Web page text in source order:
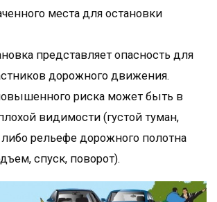
места для остановки
представляет опасность для
дорожного движения.
риска может быть в
видимости (густой туман,
рельефе дорожного полотна
спуск, поворот).